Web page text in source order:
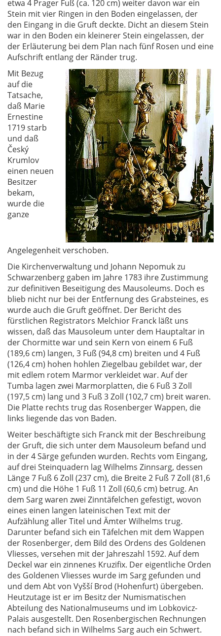
etwa 4 Prager Fuß (ca. 120 cm) weiter davon war ein
Stein mit vier Ringen in den Boden eingelassen, der
den Eingang in die Gruft deckte. Dicht an diesem Stein
war in den Boden ein kleinerer Stein eingelassen, der
der Erläuterung bei dem Plan nach fünf Rosen und eine
Aufschrift entlang der Ränder trug.
Mit Bezug
auf die
Tatsache,
daß Marie
Ernestine
1719 starb
und daß
Český
Krumlov
einen neuen
Besitzer
bekam,
wurde die
ganze
Angelegenheit verschoben.
Die Kirchenverwaltung und Johann Nepomuk zu
Schwarzenberg gaben im Jahre 1783 ihre Zustimmung
zur definitiven Beseitigung des Mausoleums. Doch es
blieb nicht nur bei der Entfernung des Grabsteines, es
wurde auch die Gruft geöffnet. Der Bericht des
fürstlichen Registrators Melchior Franck läßt uns
wissen, daß das Mausoleum unter dem Hauptaltar in
der Chormitte war und sein Kern von einem 6 Fuß
(189,6 cm) langen, 3 Fuß (94,8 cm) breiten und 4 Fuß
(126,4 cm) hohen hohlen Ziegelbau gebildet war, der
mit edlem rotem Marmor verkleidet war. Auf der
Tumba lagen zwei Marmorplatten, die 6 Fuß 3 Zoll
(197,5 cm) lang und 3 Fuß 3 Zoll (102,7 cm) breit waren.
Die Platte rechts trug das Rosenberger Wappen, die
links liegende das von Baden.
Weiter beschäftigte sich Franck mit der Beschreibung
der Gruft, die sich unter dem Mausoleum befand und
in der 4 Särge gefunden wurden. Rechts vom Eingang,
auf drei Steinquadern lag Wilhelms Zinnsarg, dessen
Länge 7 Fuß 6 Zoll (237 cm), die Breite 2 Fuß 7 Zoll (81,6
cm) und die Höhe 1 Fuß 11 Zoll (60,6 cm) betrug. An
dem Sarg waren zwei Zinntäfelchen gefestigt, wovon
eines einen langen lateinischen Text mit der
Aufzählung aller Titel und Ämter Wilhelms trug.
Darunter befand sich ein Täfelchen mit dem Wappen
der Rosenberger, dem Bild des Ordens des Goldenen
Vliesses, versehen mit der Jahreszahl 1592. Auf dem
Deckel war ein zinnenes Kruzifix. Der eigentliche Orden
des Goldenen Vliesses wurde im Sarg gefunden und
und dem Abt von Vyšší Brod (Hohenfurt) übergeben.
Heutzutage ist er im Besitz der Numismatischen
Abteilung des Nationalmuseums und im Lobkovicz-
Palais ausgestellt. Den Rosenbergischen Rechnungen
nach befand sich in Wilhelms Sarg auch ein Schwert.